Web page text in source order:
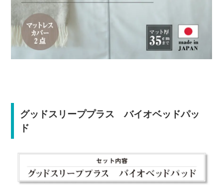
グッドスリーププラス バイオベッドパッ
ド